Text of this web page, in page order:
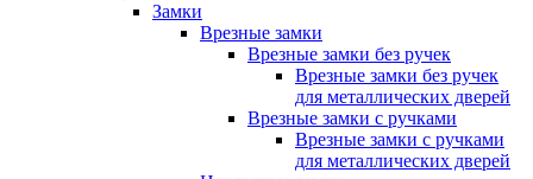
Замки
Врезные замки
Врезные замки без ручек
Врезные замки без ручек
для металлических дверей
Врезные замки с ручками
Врезные замки с ручками
для металлических дверей